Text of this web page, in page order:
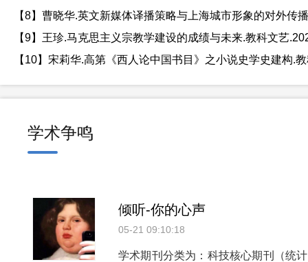
【8】曹晓华.英文新媒体译播策略与上海城市形象的对外传
【9】王珍.马克思主义宗教学建设的成绩与未来.教科文艺
【10】宋莉华.高第《西人论中国书目》之小说史学史建构.
学术争鸣
倾听-你的心声
05-21 09:10:18
学术期刊分类为：科技核心期刊（统